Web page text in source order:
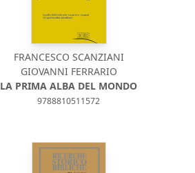
FRANCESCO SCANZIANI
GIOVANNI FERRARIO
LA PRIMA ALBA DEL MONDO
9788810511572